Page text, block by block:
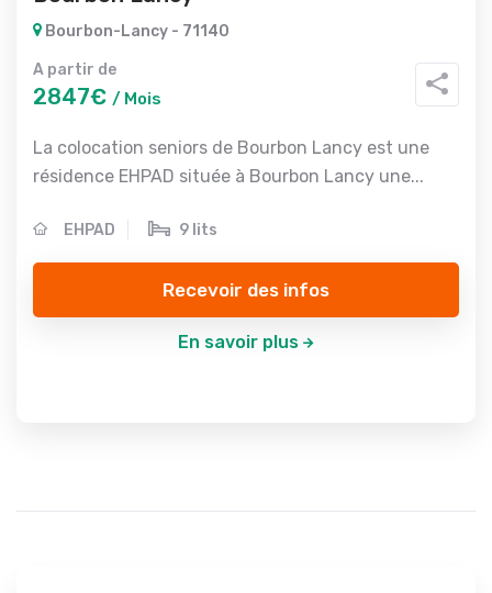
Bourbon-Lancy - 71140
A partir de
2847€ / Mois
La colocation seniors de Bourbon Lancy est une
résidence EHPAD située à Bourbon Lancy une...
EHPAD 9 lits
Recevoir des infos
En savoir plus